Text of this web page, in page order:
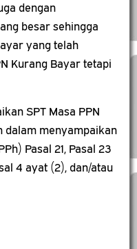
dengan
besar sehingga
yang telah
Kurang Bayar tetapi
SPT Masa PPN
dalam menyampaikan
Pasal 21, Pasal 23
4 ayat (2), dan/atau